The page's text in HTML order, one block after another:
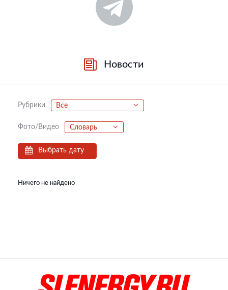
Новости
Рубрики Все
Фото/Видео Словарь
Выбрать дату
Ничего не найдено